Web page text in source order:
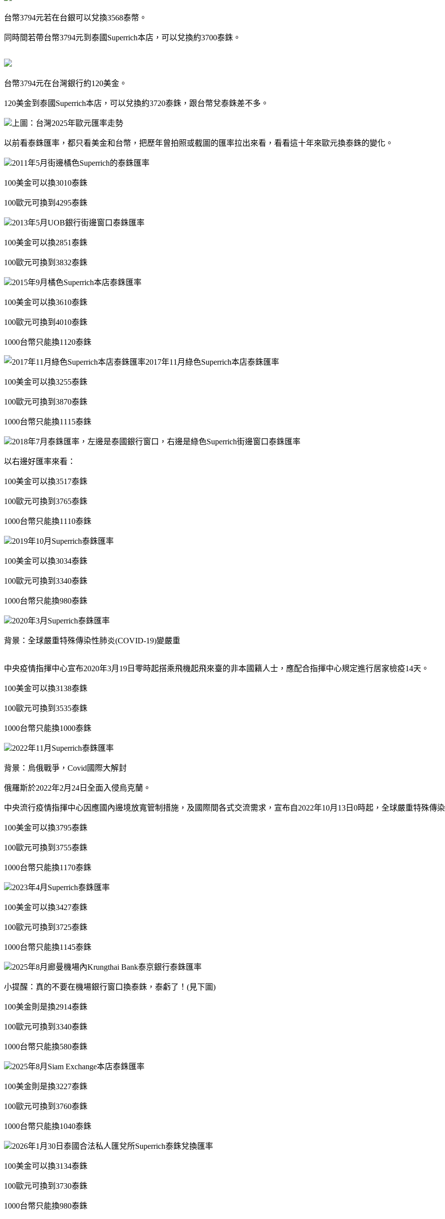
台幣3794元若在台銀可以兌換3568泰幣。
同時間若帶台幣3794元到泰國Superrich本店，可以兌換約3700泰銖。
台幣3794元在台灣銀行約120美金。
120美金到泰國Superrich本店，可以兌換約3720泰銖，跟台幣兌泰銖差不多。
上圖：台灣2025年歐元匯率走勢
以前看泰銖匯率，都只看美金和台幣，把歷年曾拍照或截圖的匯率拉出來看，看看這十年來歐元換泰銖的變化。
2011年5月街邊橘色Superrich的泰銖匯率
100美金可以換3010泰銖
100歐元可換到4295泰銖
2013年5月UOB銀行街邊窗口泰銖匯率
100美金可以換2851泰銖
100歐元可換到3832泰銖
2015年9月橘色Superrich本店泰銖匯率
100美金可以換3610泰銖
100歐元可換到4010泰銖
1000台幣只能換1120泰銖
2017年11月綠色Superrich本店泰銖匯率
100美金可以換3255泰銖
100歐元可換到3870泰銖
1000台幣只能換1115泰銖
2018年7月泰銖匯率，左邊是泰國銀行窗口，右邊是綠色Superrich街邊窗口泰銖匯率
以右邊好匯率來看：
100美金可以換3517泰銖
100歐元可換到3765泰銖
1000台幣只能換1110泰銖
2019年10月Superrich泰銖匯率
100美金可以換3034泰銖
100歐元可換到3340泰銖
1000台幣只能換980泰銖
2020年3月Superrich泰銖匯率
背景：全球嚴重特殊傳染性肺炎(COVID-19)變嚴重
中央疫情指揮中心宣布2020年3月19日零時起搭乘飛機起飛來臺的非本國籍人士，應配合指揮中心規定進行居家檢疫14天。
100美金可以換3138泰銖
100歐元可換到3535泰銖
1000台幣只能換1000泰銖
2022年11月Superrich泰銖匯率
背景：烏俄戰爭，Covid國際大解封
俄羅斯於2022年2月24日全面入侵烏克蘭。
中央流行疫情指揮中心因應國內邊境放寬管制措施，及國際間各式交流需求，宣布自2022年10月13日0時起，全球嚴重特殊傳
100美金可以換3795泰銖
100歐元可換到3755泰銖
1000台幣只能換1170泰銖
2023年4月Superrich泰銖匯率
100美金可以換3427泰銖
100歐元可換到3725泰銖
1000台幣只能換1145泰銖
2025年8月廊曼機場內Krungthai Bank泰京銀行泰銖匯率
小提醒：真的不要在機場銀行窗口換泰銖，泰虧了！(見下圖)
100美金則是換2914泰銖
100歐元可換到3340泰銖
1000台幣只能換580泰銖
2025年8月Siam Exchange本店泰銖匯率
100美金則是換3227泰銖
100歐元可換到3760泰銖
1000台幣只能換1040泰銖
2026年1月30日泰國合法私人匯兌所Superrich泰銖兌換匯率
100美金可以換3134泰銖
100歐元可換到3730泰銖
1000台幣只能換980泰銖